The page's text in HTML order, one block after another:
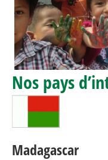
Nos pays
Madagascar